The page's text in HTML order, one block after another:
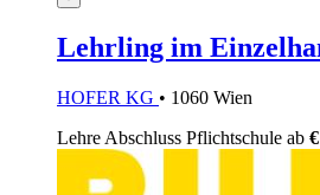
Lehrling im
HOFER KG • 1060 Wien
Lehre Abschluss Pflichtschule ab